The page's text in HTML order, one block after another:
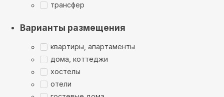
трансфер
Варианты размещения
квартиры, апартаменты
дома, коттеджи
хостелы
отели